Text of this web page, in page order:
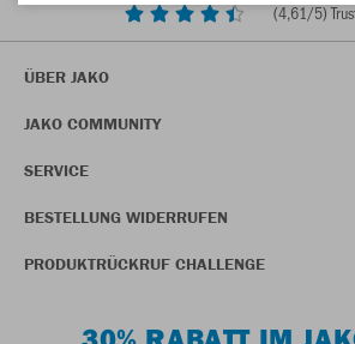
(4,61/5)
ÜBER JAKO
JAKO COMMUNITY
SERVICE
BESTELLUNG WIDERRUFEN
PRODUKTRÜCKRUF CHALLENGE